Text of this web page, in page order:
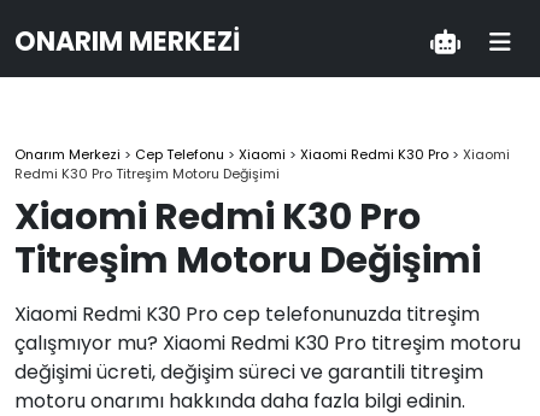
ONARIM MERKEZI
Onarım Merkezi > Cep Telefonu > Xiaomi > Xiaomi Redmi K30 Pro > Xiaomi
Redmi K30 Pro Titreşim Motoru Değişimi
Xiaomi Redmi K30 Pro
Titreşim Motoru Değişimi
Xiaomi Redmi K30 Pro cep telefonunuzda titreşim
çalışmıyor mu? Xiaomi Redmi K30 Pro titreşim motoru
değişimi ücreti, değişim süreci ve garantili titreşim
motoru onarımı hakkında daha fazla bilgi edinin.